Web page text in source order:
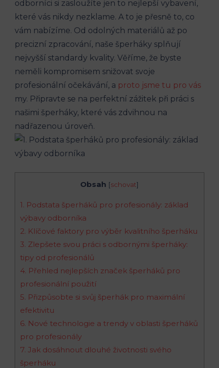
odborníci si zasloužíte jen to nejlepší vybavení,
které vás nikdy nezklame. A to je přesně to, co
vám nabízíme. Od odolných materiálů až po
precizní zpracování, naše šperháky splňují
nejvyšší standardy kvality. Věříme, že byste
neměli kompromisem snižovat svoje
profesionální očekávání, a proto jsme tu pro vás
my. Připravte se na perfektní zážitek při práci s
našimi šperháky, které vás zdvihnou na
nadřazenou úroveň.
Obsah [schovat]
1. Podstata šperháků pro profesionály: základ
výbavy odborníka
2. Klíčové faktory pro výběr kvalitního šperháku
3. Zlepšete svou práci s odbornými šperháky:
tipy od profesionálů
4. Přehled nejlepších značek šperháků pro
profesionální použití
5. Přizpůsobte si svůj šperhák pro maximální
efektivitu
6. Nové technologie a trendy v oblasti šperháků
pro profesionály
7. Jak dosáhnout dlouhé životnosti svého
šperháku